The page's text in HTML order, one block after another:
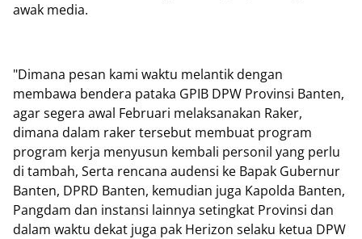
awak media.
"Dimana pesan kami waktu melantik dengan
membawa bendera pataka GPIB DPW Provinsi Banten,
agar segera awal Februari melaksanakan Raker,
dimana dalam raker tersebut membuat program
program kerja menyusun kembali personil yang perlu
di tambah, Serta rencana audensi ke Bapak Gubernur
Banten, DPRD Banten, kemudian juga Kapolda Banten,
Pangdam dan instansi lainnya setingkat Provinsi dan
dalam waktu dekat juga pak Herizon selaku ketua DPW